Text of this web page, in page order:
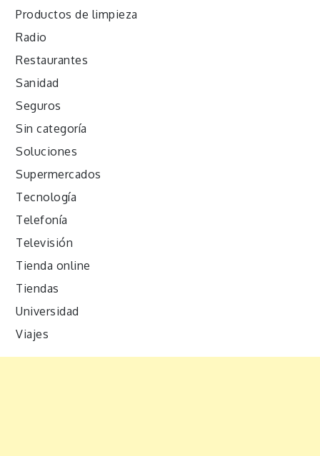
Productos de limpieza
Radio
Restaurantes
Sanidad
Seguros
Sin categoría
Soluciones
Supermercados
Tecnología
Telefonía
Televisión
Tienda online
Tiendas
Universidad
Viajes